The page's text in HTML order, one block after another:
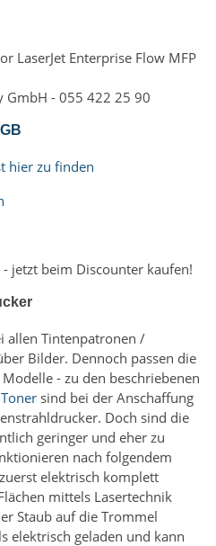
LaserJet Enterprise Flow MFP
GmbH - 055 422 25 90
hier zu finden
jetzt beim Discounter kaufen!
allen Tintenpatronen /
Bilder. Dennoch passen die
- zu den beschriebenen
Toner sind bei der Anschaffung
Doch sind die
geringer und eher zu
nach folgendem
elektrisch komplett
mittels Lasertechnik
Staub auf die Trommel
elektrisch geladen und kann